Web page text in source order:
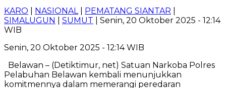
KARO NASIONAL| PEMATANG SIANTAR
SIMALUGUN
SUMUT | Senin, 20 Oktober 2025 - 12:14
WIB
Senin, 20 Oktober 2025 - 12:14 WIB
Belawan – (Detiktimur, net) Satuan Narkoba Polres
Pelabuhan Belawan kembali menunjukkan
komitmennya dalam memerangi peredaran